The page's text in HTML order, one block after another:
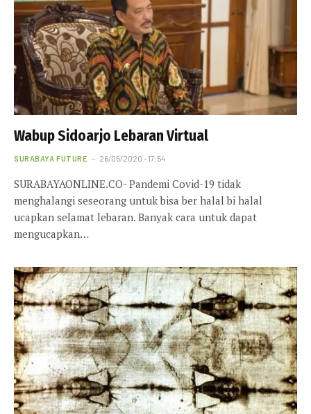
Wabup Sidoarjo Lebaran Virtual
SURABAYA FUTURE 26/05/2020 - 17:54
SURABAYAONLINE.CO- Pandemi Covid-19 tidak
menghalangi seseorang untuk bisa ber halal bi halal
ucapkan selamat lebaran. Banyak cara untuk dapat
mengucapkan…